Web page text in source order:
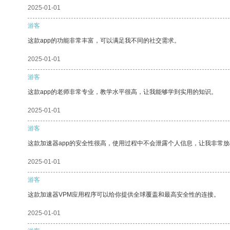
2025-01-01
游客
这款app的功能非常丰富，可以满足我不同的社交需求。
2025-01-01
游客
这款app的老师非常专业，教学水平很高，让我能够学到实用的知识。
2025-01-01
游客
这款加速器app的安全性很高，使用过程中不会泄露个人信息，让我非常
2025-01-01
游客
这款加速器VPM应用程序可以给你提供全球覆盖和最高安全性的连接。
2025-01-01